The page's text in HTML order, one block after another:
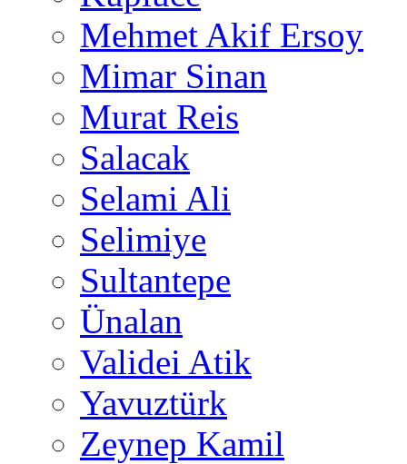
Mehmet Akif Ersoy
Mimar Sinan
Murat Reis
Salacak
Selami Ali
Selimiye
Sultantepe
Ünalan
Validei Atik
Yavuztürk
Zeynep Kamil